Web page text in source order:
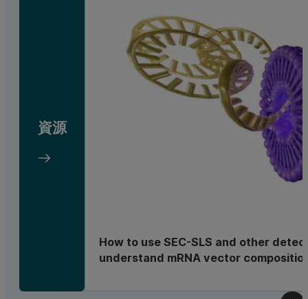
資源
How to use SEC-SLS and other
understand mRNA vector